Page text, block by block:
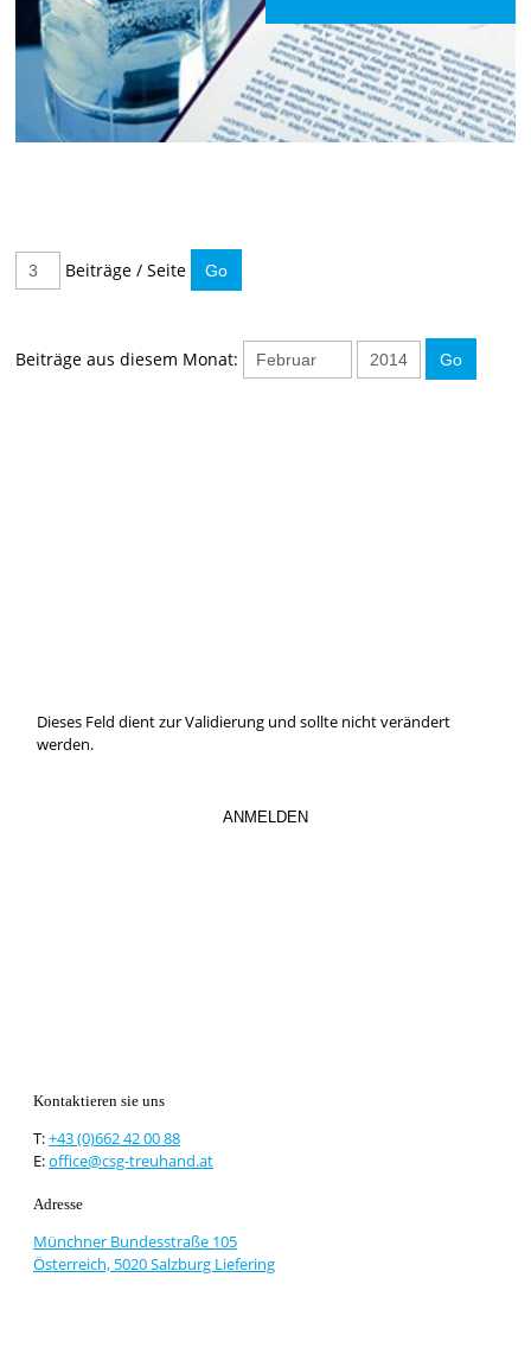
Beiträge / Seite
Beiträge aus diesem Monat:
Dieses Feld dient zur Validierung und sollte nicht verändert
werden.
Kontaktieren sie uns
T:+43 (0)662 42 00 88
E:office@csg-treuhand.at
Adresse
Münchner Bundesstraße 105
Österreich, 5020 Salzburg Liefering